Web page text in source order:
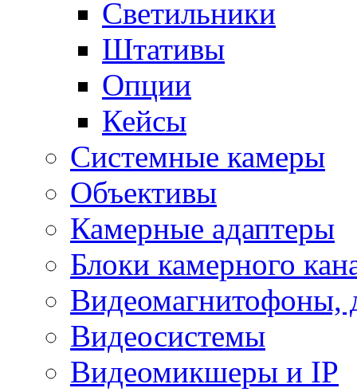
Светильники
Штативы
Опции
Кейсы
Системные камеры
Объективы
Камерные адаптеры
Блоки камерного
Видеомагнитофоны,
Видеосистемы
Видеомикшеры и IP